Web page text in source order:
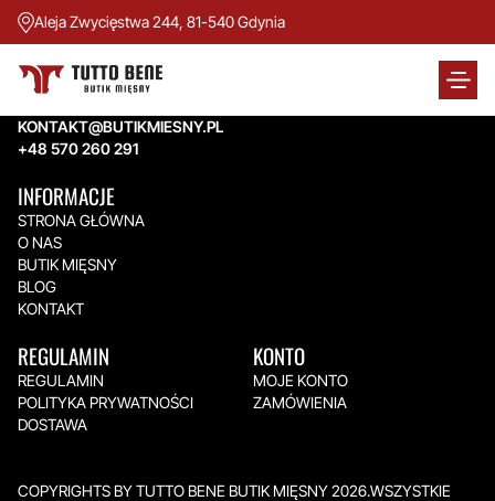
Aleja Zwycięstwa 244, 81-540 Gdynia
TUTTO BENE BUTIK MIĘSNY
Aleja Zwycięstwa 244,
KONTAKT@BUTIKMIESNY.PL
+48 570 260 291
INFORMACJE
STRONA GŁÓWNA
O NAS
BUTIK MIĘSNY
BLOG
KONTAKT
REGULAMIN
REGULAMIN
POLITYKA PRYWATNOŚCI
DOSTAWA
KONTO
MOJE KONTO
ZAMÓWIENIA
COPYRIGHTS BY TUTTO BENE BUTIK MIĘSNY 2026.WSZYSTKIE